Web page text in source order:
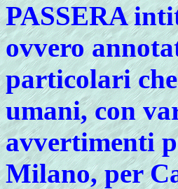
PASSERA
ovvero
particolari
umani, con
avvertimenti
Milano, per